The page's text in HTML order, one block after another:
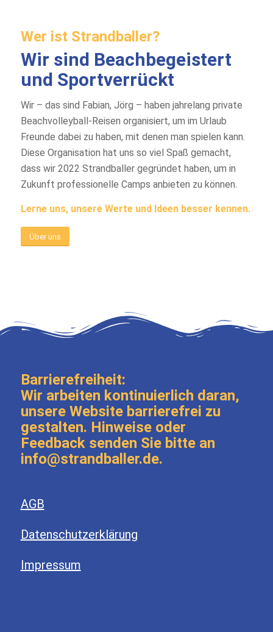
Wer ist Strandballer?
Wir sind Beachbegeistert
und Sportverrückt
Wir – das sind Fabian, Jörg – haben jahrelang private
Beachvolleyball-Reisen organisiert, um im Urlaub
Freunde dabei zu haben, mit denen man spielen kann.
Diese Organisation hat uns so viel Spaß gemacht,
dass wir 2022 Strandballer gegründet haben, um in
Zukunft professionelle Camps anbieten zu können.
Lerne uns, unsere Werte und Ideen besser kennen.
Über uns
Barrierefreiheit:
Wir arbeiten kontinuierlich daran,
unsere Website barrierefrei zu
gestalten. Hinweise oder
Feedback senden Sie bitte an
info@strandballer.de.
AGB
Datenschutzerklärung
Impressum